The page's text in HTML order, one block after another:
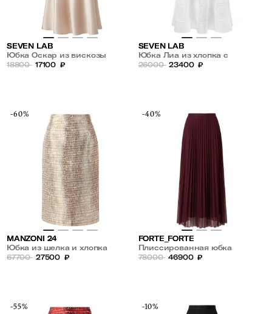
SEVEN LAB
Юбка Оскар из вискозы
18800 17100 ₽
SEVEN LAB
Юбка Лиа из хлопка с
ажурной вставкой
26000 23400 ₽
-60%
MANZONI 24
Юбка из шелка и хлопка
67700 27500 ₽
-40%
FORTE_FORTE
Плиссированная юбка
78000 46900 ₽
-55% -10%